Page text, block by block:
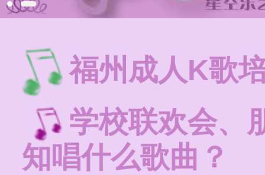
福州成人K歌
学校联欢会、
知唱什么歌曲？